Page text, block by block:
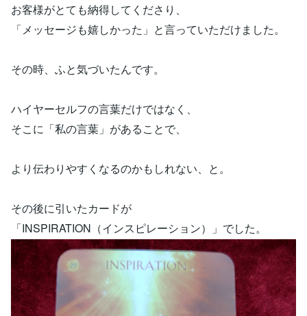
お客様がとても納得してくださり、
「メッセージも嬉しかった」と言っていただけました。
その時、ふと気づいたんです。
ハイヤーセルフの言葉だけではなく、
そこに「私の言葉」があることで、
より伝わりやすくなるのかもしれない、と。
その後に引いたカードが
「INSPIRATION（インスピレーション）」でした。